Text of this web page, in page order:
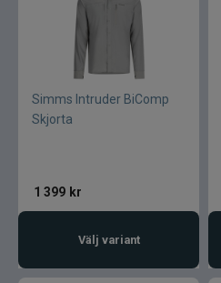
Simms Intruder BiComp
Skjorta
1 399 kr
Välj variant